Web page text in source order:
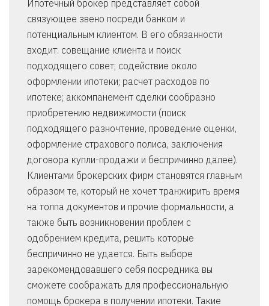
Ипотечный брокер представляет собой
связующее звено посреди банком и
потенциальным клиентом. В его обязанности
входит: совещание клиента и поиск
подходящего совет; содействие около
оформлении ипотеки; расчет расходов по
ипотеке; аккомпанемент сделки сообразно
приобретению недвижимости (поиск
подходящего разночтение, проведение оценки,
оформление страхового полиса, заключения
договора купли-продажи и беспричинно далее).
Клиентами брокерских фирм становятся главным
образом те, который не хочет транжирить время
на толпа документов и прочие формальности, а
также быть возникновении проблем с
одобрением кредита, решить которые
беспричинно не удается. Быть выборе
зарекомендовавшего себя посредника вы
сможете соображать для профессиональную
помощь брокера в получении ипотеки. Такие